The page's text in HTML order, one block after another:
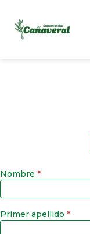
PQRS
Nombre *
Primer apellido *